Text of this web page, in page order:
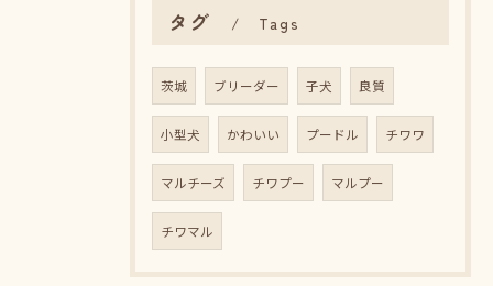
タグ Tags
茨城 ブリーダー 子犬 良質
小型犬 かわいい プードル チワワ
マルチーズ チワプー マルプー
チワマル